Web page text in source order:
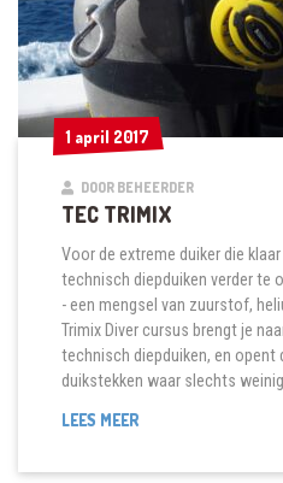
1 april 2017
1 april 2017
DOOR BEHEERDER
TEC TRIMIX
Voor de extreme duiker die
technisch diepduiken verder te
- een mengsel van zuurstof,
Trimix Diver cursus brengt je
technisch diepduiken, en opent
duikstekken waar slechts weinig
LEES MEERTEC